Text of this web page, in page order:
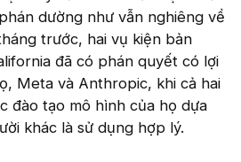
dường như vẫn nghiêng về
trước, hai vụ kiện bản
đã có phán quyết có lợi
Meta và Anthropic, khi cả hai
đào tạo mô hình của họ dựa
khác là sử dụng hợp lý.